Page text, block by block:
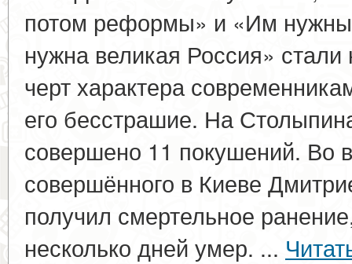
потом реформы» и «Им нужны
нужна великая Россия»
черт характера
его бесстрашие. На
совершено 11 покушений. Во
совершённого в Киеве
получил смертельное
несколько дней умер. ...